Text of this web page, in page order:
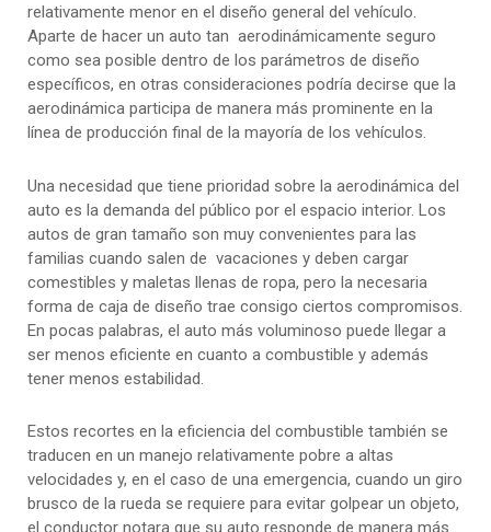
relativamente menor en el diseño general del vehículo.
Aparte de hacer un auto tan aerodinámicamente seguro
como sea posible dentro de los parámetros de diseño
específicos, en otras consideraciones podría decirse que la
aerodinámica participa de manera más prominente en la
línea de producción final de la mayoría de los vehículos.
Una necesidad que tiene prioridad sobre la aerodinámica del
auto es la demanda del público por el espacio interior. Los
autos de gran tamaño son muy convenientes para las
familias cuando salen de vacaciones y deben cargar
comestibles y maletas llenas de ropa, pero la necesaria
forma de caja de diseño trae consigo ciertos compromisos.
En pocas palabras, el auto más voluminoso puede llegar a
ser menos eficiente en cuanto a combustible y además
tener menos estabilidad.
Estos recortes en la eficiencia del combustible también se
traducen en un manejo relativamente pobre a altas
velocidades y, en el caso de una emergencia, cuando un giro
brusco de la rueda se requiere para evitar golpear un objeto,
el conductor notara que su auto responde de manera más